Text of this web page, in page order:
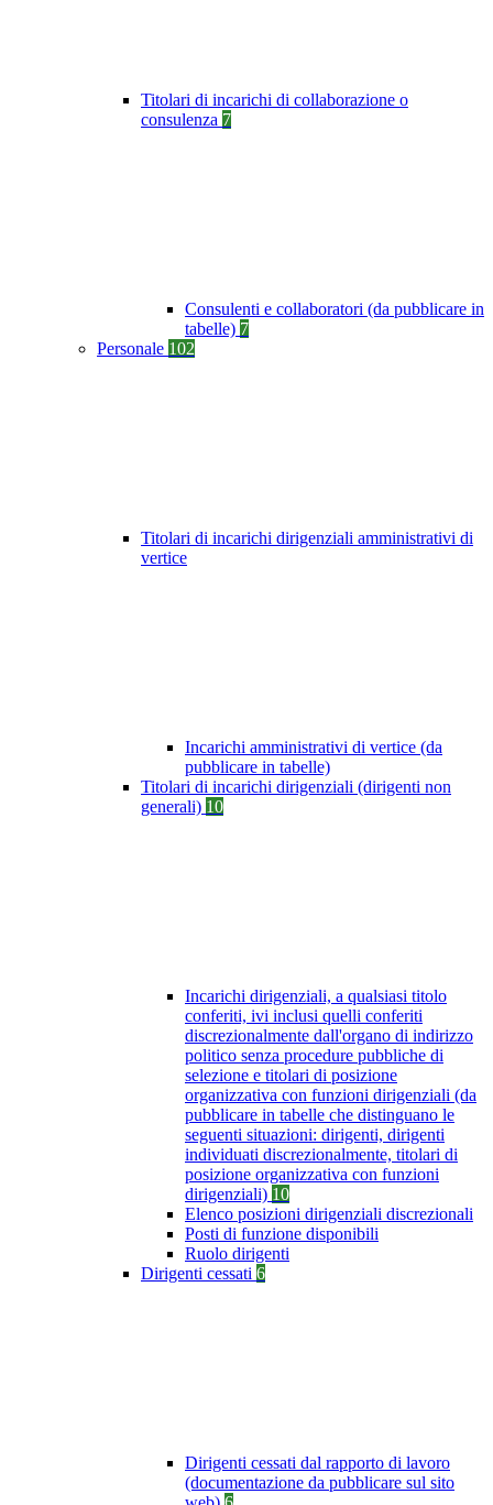
Titolari di incarichi di collaborazione o
consulenza 7
Consulenti e collaboratori (da pubblicare in
tabelle) 7
Personale 102
Titolari di incarichi dirigenziali amministrativi di
vertice
Incarichi amministrativi di vertice (da
pubblicare in tabelle)
Titolari di incarichi dirigenziali (dirigenti non
generali) 10
Incarichi dirigenziali, a qualsiasi titolo
conferiti, ivi inclusi quelli conferiti
discrezionalmente dall'organo di indirizzo
politico senza procedure pubbliche di
selezione e titolari di posizione
organizzativa con funzioni dirigenziali (da
pubblicare in tabelle che distinguano le
seguenti situazioni: dirigenti, dirigenti
individuati discrezionalmente, titolari di
posizione organizzativa con funzioni
dirigenziali) 10
Elenco posizioni dirigenziali discrezionali
Posti di funzione disponibili
Ruolo dirigenti
Dirigenti cessati 6
Dirigenti cessati dal rapporto di lavoro
(documentazione da pubblicare sul sito